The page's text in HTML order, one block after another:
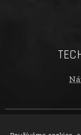
Obchodní